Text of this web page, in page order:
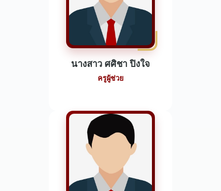
นางสาว ศศิชา ปิงใจ
ครูผู้ช่วย